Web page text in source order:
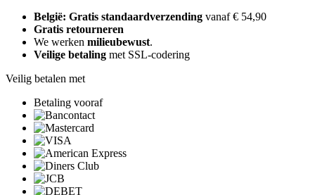
België: Gratis standaardverzending vanaf € 54,90
Gratis retourneren
We werken milieubewust.
Veilige betaling met SSL-codering
Veilig betalen met
Betaling vooraf